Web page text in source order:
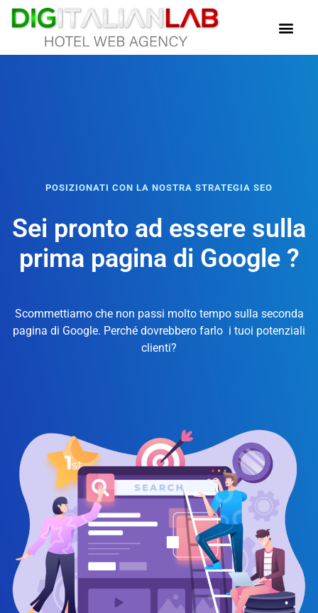
POSIZIONATI CON LA NOSTRA STRATEGIA SEO
Sei pronto ad essere sulla
prima pagina di Google ?
Scommettiamo che non passi molto tempo sulla seconda
pagina di Google. Perché dovrebbero farlo i tuoi potenziali
clienti?